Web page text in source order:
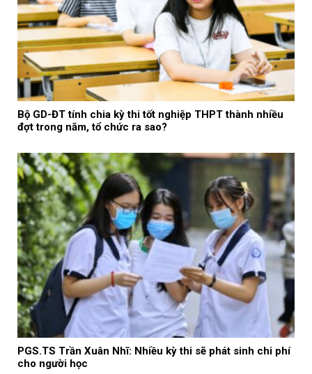
Bộ GD-ĐT tính chia kỳ thi tốt nghiệp THPT thành nhiều
đợt trong năm, tổ chức ra sao?
PGS.TS Trần Xuân Nhĩ: Nhiều kỳ thi sẽ phát sinh chi phí
cho người học